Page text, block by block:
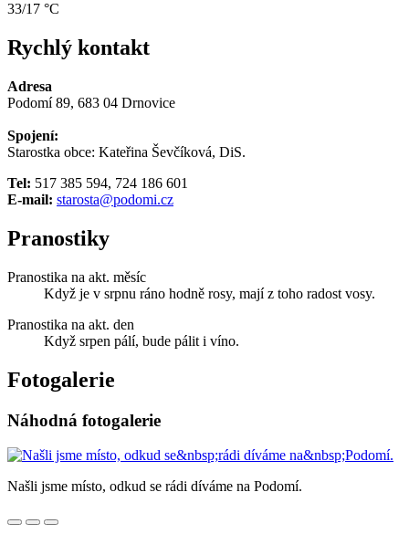
33/17 °C
Rychlý kontakt
Adresa
Podomí 89, 683 04 Drnovice
Spojení:
Starostka obce: Kateřina Ševčíková, DiS.
Tel: 517 385 594, 724 186 601
E-mail: starosta@podomi.cz
Pranostiky
Pranostika na akt. měsíc
Když je v srpnu ráno hodně rosy, mají z toho radost vosy.
Pranostika na akt. den
Když srpen pálí, bude pálit i víno.
Fotogalerie
Náhodná fotogalerie
Našli jsme místo, odkud se rádi díváme na Podomí.